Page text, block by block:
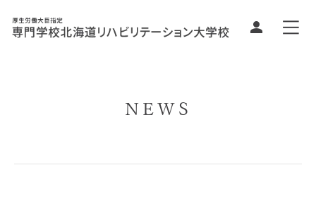
NEWS